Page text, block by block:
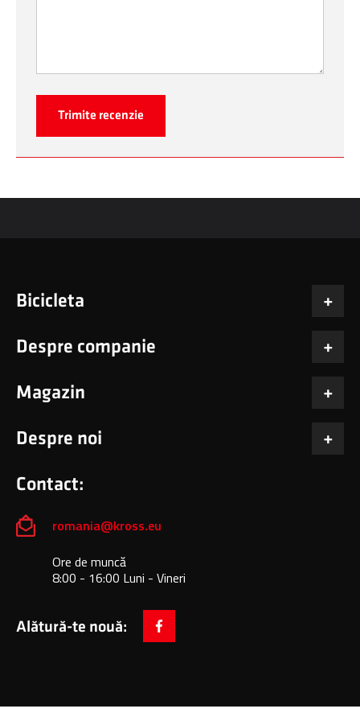
Trimite recenzie
Bicicleta
Despre companie
Magazin
Despre noi
Contact:
romania@kross.eu
Ore de muncă
8:00 - 16:00 Luni - Vineri
Alătură-te nouă:
facebook